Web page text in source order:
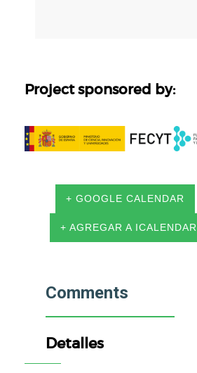
Project sponsored by:
+ GOOGLE CALENDAR
+ AGREGAR A ICALENDAR
Comments
Detalles